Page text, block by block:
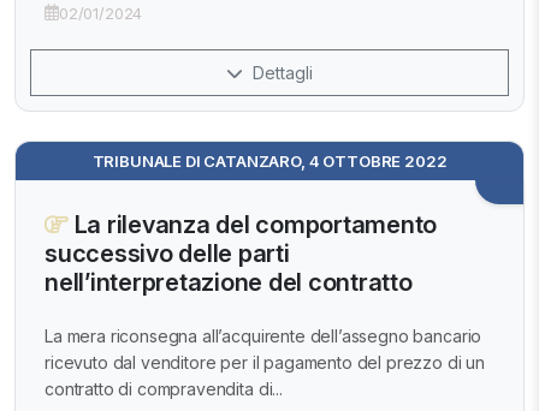
02/01/2024
Dettagli
TRIBUNALE DI CATANZARO, 4 OTTOBRE 2022
La rilevanza del comportamento
successivo delle parti
nell’interpretazione del contratto
La mera riconsegna all’acquirente dell’assegno bancario
ricevuto dal venditore per il pagamento del prezzo di un
contratto di compravendita di...